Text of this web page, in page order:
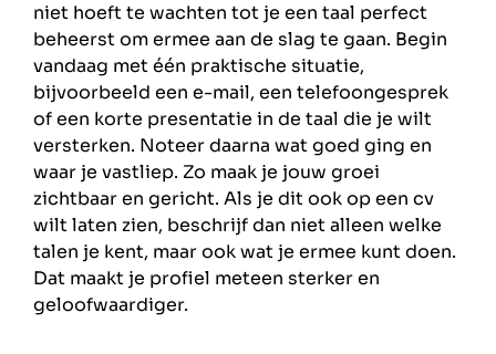
niet hoeft te wachten tot je een taal perfect
beheerst om ermee aan de slag te gaan. Begin
vandaag met één praktische situatie,
bijvoorbeeld een e-mail, een telefoongesprek
of een korte presentatie in de taal die je wilt
versterken. Noteer daarna wat goed ging en
waar je vastliep. Zo maak je jouw groei
zichtbaar en gericht. Als je dit ook op een cv
wilt laten zien, beschrijf dan niet alleen welke
talen je kent, maar ook wat je ermee kunt doen.
Dat maakt je profiel meteen sterker en
geloofwaardiger.